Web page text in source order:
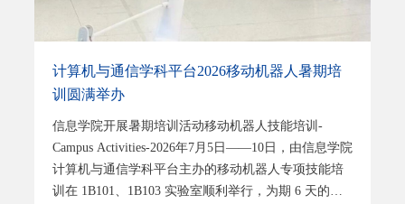
点”，突破“超算上天”、“AI
计算机与通信学科平台2026移动机器人暑期培
训圆满举办
信息学院开展暑期培训活动移动机器人技能培训-
Campus Activities-2026年7月5日——10日，由信息学院
计算机与通信学科平台主办的移动机器人专项技能培
训在 1B101、1B103 实验室顺利举行，为期 6 天的全